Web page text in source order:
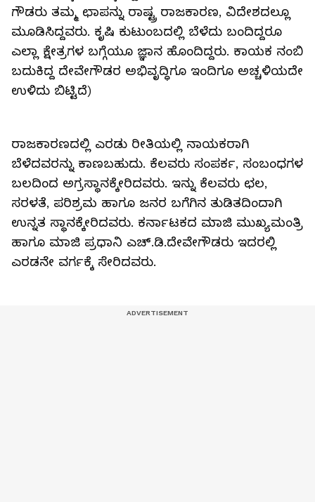
ಗೌಡರು ತಮ್ಮ ಛಾಪನ್ನು ರಾಷ್ಟ್ರ ರಾಜಕಾರಣ, ವಿದೇಶದಲ್ಲೂ
ಮೂಡಿಸಿದ್ದವರು. ಕೃಷಿ ಕುಟುಂಬದಲ್ಲಿ ಬೆಳೆದು ಬಂದಿದ್ದರೂ
ಎಲ್ಲಾ ಕ್ಷೇತ್ರಗಳ ಬಗ್ಗೆಯೂ ಜ್ಞಾನ ಹೊಂದಿದ್ದರು. ಕಾಯಕ ನಂಬಿ
ಬದುಕಿದ್ದ ದೇವೇಗೌಡರ ಅಭಿವೃದ್ಧಿಗೂ ಇಂದಿಗೂ ಅಚ್ಚಳಿಯದೇ
ಉಳಿದು ಬಿಟ್ಟಿದೆ)
ರಾಜಕಾರಣದಲ್ಲಿ ಎರಡು ರೀತಿಯಲ್ಲಿ ನಾಯಕರಾಗಿ
ಬೆಳೆದವರನ್ನು ಕಾಣಬಹುದು. ಕೆಲವರು ಸಂಪರ್ಕ, ಸಂಬಂಧಗಳ
ಬಲದಿಂದ ಅಗ್ರಸ್ಥಾನಕ್ಕೇರಿದವರು. ಇನ್ನು ಕೆಲವರು ಛಲ,
ಸರಳತೆ, ಪರಿಶ್ರಮ ಹಾಗೂ ಜನರ ಬಗೆಗಿನ ತುಡಿತದಿಂದಾಗಿ
ಉನ್ನತ ಸ್ಥಾನಕ್ಕೇರಿದವರು. ಕರ್ನಾಟಕದ ಮಾಜಿ ಮುಖ್ಯಮಂತ್ರಿ
ಹಾಗೂ ಮಾಜಿ ಪ್ರಧಾನಿ ಎಚ್.ಡಿ.ದೇವೇಗೌಡರು ಇದರಲ್ಲಿ
ಎರಡನೇ ವರ್ಗಕ್ಕೆ ಸೇರಿದವರು.